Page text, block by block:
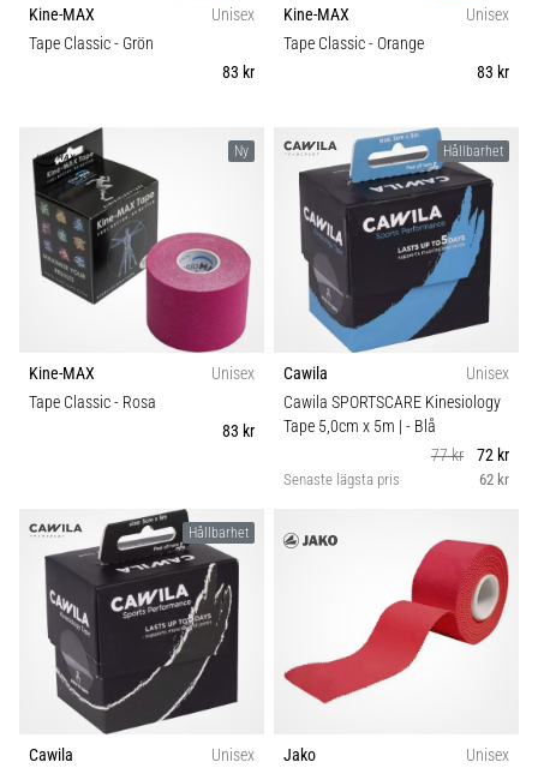
Nike
de
nya
Nike
Phantom
fotbollsskorna
kontroll
och
kraft
Perfekta
spelare
som…
Visa
alla
artiklar
Kine-MAX
Unisex
Tape Classic- Grön
83 kr
Kine-MAX
Unisex
Tape Classic- Orange
83 kr
Ny
Kine-MAX
Unisex
Tape Classic- Rosa
83 kr
Hållbarhet
Cawila
Unisex
Cawila SPORTSCARE Kinesiology
Tape 5,0cm x 5m | - Blå
77 kr
72 kr
Senaste lägsta pris 62 kr
Hållbarhet
Cawila
Unisex
Jako
Unisex